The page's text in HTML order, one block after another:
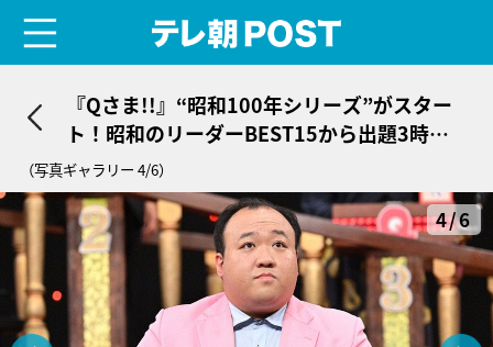
『Qさま!!』“昭和100年シリーズ”がスター
ト！昭和のリーダーBEST15から出題3時間S
P
（写真ギャラリー 4/6）
4/6